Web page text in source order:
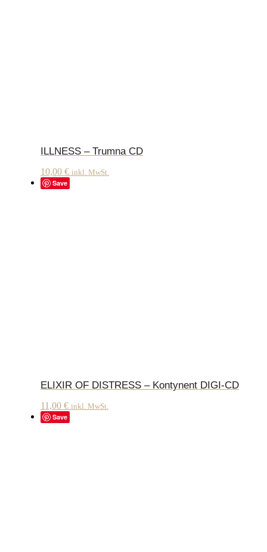
ILLNESS – Trumna CD
10,00 € inkl. MwSt.
Save
ELIXIR OF DISTRESS – Kontynent DIGI-CD
11,00 € inkl. MwSt.
Save